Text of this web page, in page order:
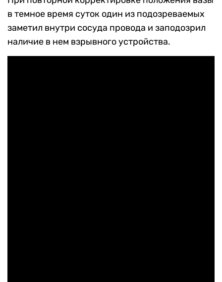
в темное время суток один из подозреваемых
заметил внутри сосуда провода и заподозрил
наличие в нем взрывного устройства.